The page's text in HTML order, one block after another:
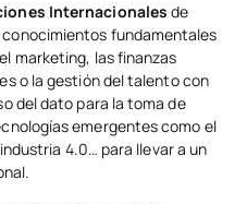
Internacionalesde
fundamentales
marketing, las finanzas
o la gestión del talento con
del dato para la toma de
emergentes como el
4.0… para llevar a un